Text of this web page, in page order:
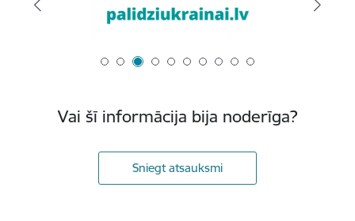
Vai šī informācija bija noderīga?
Sniegt atsauksmi